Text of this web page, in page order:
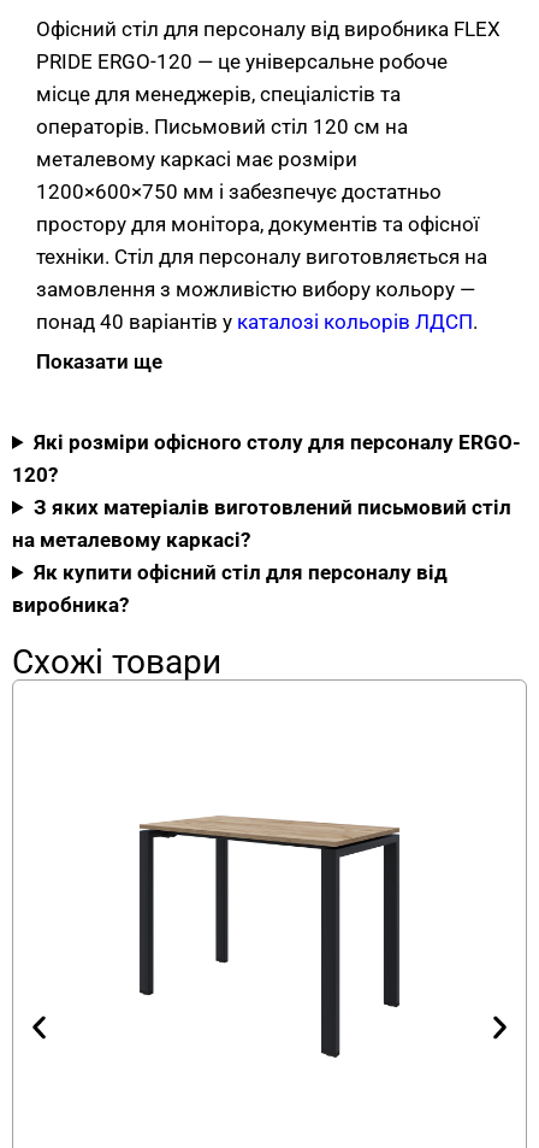
Офісний стіл для персоналу від виробника FLEX
PRIDE ERGO-120 — це універсальне робоче
місце для менеджерів, спеціалістів та
операторів. Письмовий стіл 120 см на
металевому каркасі має розміри
1200×600×750 мм і забезпечує достатньо
простору для монітора, документів та офісної
техніки. Стіл для персоналу виготовляється на
замовлення з можливістю вибору кольору —
понад 40 варіантів у каталозі кольорів ЛДСП.
Матеріали письмового столу 120 см
Стільниця офісного столу для персоналу
виготовлена з ЛДСП товщиною 18 мм
(Kronospan або Swisspan) з кромкою ABS 2 мм
по периметру — міцна, зносостійка, стійка до
подряпин та сколів. Поверхня зберігає
експлуатації та легко очищується без
з порошковим фарбуванням. Стіл стоїть стійко і
надійно, витримує велику вагу — ви зможете
інтер’єр офісу — від класичного кабінету до
open-space.
Переваги офісного столу для
Показати ще
Які розміри офісного столу для персоналу ERGO-
120?
З яких матеріалів виготовлений письмовий стіл
на металевому каркасі?
Як купити офісний стіл для персоналу від
виробника?
Схожі товари